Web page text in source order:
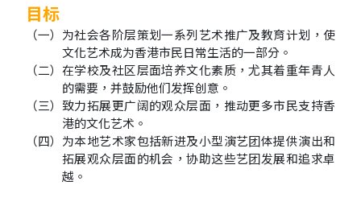
目标
（一） 为社会各阶层策划一系列艺术推广及教育计划，使
文化艺术成为香港市民日常生活的一部分。
（二） 在学校及社区层面培养文化素质，尤其着重年青人
的需要，并鼓励他们发挥创意。
（三） 致力拓展更广阔的观众层面，推动更多市民支持香
港的文化艺术。
（四） 为本地艺术家包括新进及小型演艺团体提供演出和
拓展观众层面的机会，协助这些艺团发展和追求卓
越。